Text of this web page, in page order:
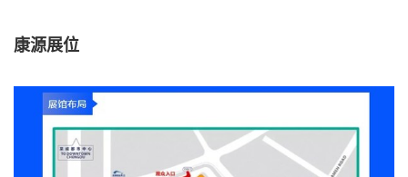
康源展位